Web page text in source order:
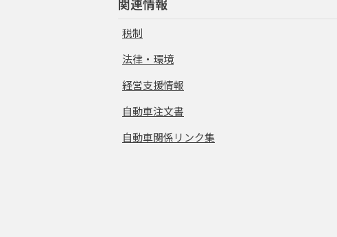
税制
法律・環境
経営支援情報
自動車注文書
自動車関係リンク集